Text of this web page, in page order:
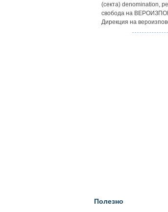
(секта) denomination,
свобода на
Дирекция на
Полезно